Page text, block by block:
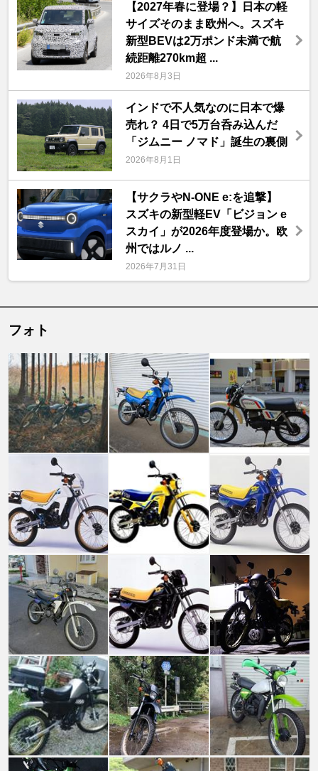
【2027年春に登場？】日本の軽
サイズそのまま欧州へ。スズキ
新型BEVは2万ポンド未満で航
続距離270km超 ...
2026年8月3日
インドで不人気なのに日本で爆
売れ？ 4日で5万台呑み込んだ
「ジムニー ノマド」誕生の裏側
2026年8月1日
【サクラやN-ONE e:を追撃】
スズキの新型軽EV「ビジョン e
スカイ」が2026年度登場か。欧
州ではルノ ...
2026年7月31日
フォト